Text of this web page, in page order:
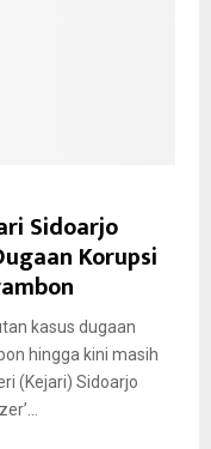
Sidoarjo
Korupsi
kasus dugaan
hingga kini masih
(Kejari) Sidoarjo